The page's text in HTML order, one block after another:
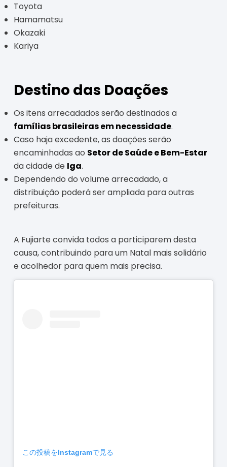
Toyota
Hamamatsu
Okazaki
Kariya
Destino das Doações
Os itens arrecadados serão destinados a
famílias brasileiras em necessidade.
Caso haja excedente, as doações serão
encaminhadas ao Setor de Saúde e Bem-Estar
da cidade de Iga.
Dependendo do volume arrecadado, a
distribuição poderá ser ampliada para outras
prefeituras.
A Fujiarte convida todos a participarem desta
causa, contribuindo para um Natal mais solidário
e acolhedor para quem mais precisa.
この投稿をInstagramで見る